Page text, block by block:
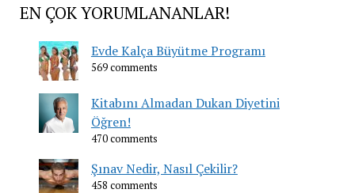
EN ÇOK YORUMLANANLAR!
Evde Kalça Büyütme Programı
569 comments
Kitabını Almadan Dukan Diyetini
Öğren!
470 comments
Şınav Nedir, Nasıl Çekilir?
458 comments